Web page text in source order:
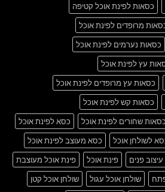
כסאות לפינת אוכל קטיפה
מרופדים לפינת אוכל
כסאות נערמים לפינת אוכל
עץ לפינת אוכל
כסאות עץ מרופדים לפינת אוכל
כסאות קש לפינת אוכל
כסאות שחורים לפינת אוכל
כסא לפינת אוכל
לשולחן אוכל
כסא מעוצב לפינת אוכל
עיצוב פנים פינת אוכל
פינת אוכל מעוצבת
שולחן אוכל עגול
שולחן אוכל קטן